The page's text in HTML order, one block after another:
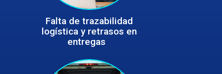
Falta de trazabilidad
logística y retrasos en
entregas
Falta de trazabilidad
logística y retrasos en
entregas